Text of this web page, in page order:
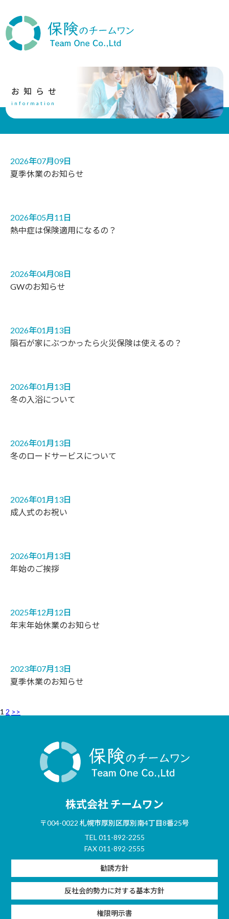
お知らせ
information
2026年07月09日
夏季休業のお知らせ
2026年05月11日
熱中症は保険適用になるの？
2026年04月08日
GWのお知らせ
2026年01月13日
隕石が家にぶつかったら火災保険は使えるの？
2026年01月13日
冬の入浴について
2026年01月13日
冬のロードサービスについて
2026年01月13日
成人式のお祝い
2026年01月13日
年始のご挨拶
2025年12月12日
年末年始休業のお知らせ
2023年07月13日
夏季休業のお知らせ
1 2 >>
株式会社 チームワン
〒004-0022 札幌市厚別区厚別南4丁目8番25号
TEL 011-892-2255
FAX 011-892-2555
勧誘方針
反社会的勢力に対する基本方針
権限明示書